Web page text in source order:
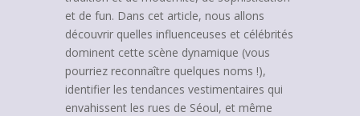
et de fun. Dans cet article, nous allons
découvrir quelles influenceuses et célébrités
dominent cette scène dynamique (vous
pourriez reconnaître quelques noms !),
identifier les tendances vestimentaires qui
envahissent les rues de Séoul, et même